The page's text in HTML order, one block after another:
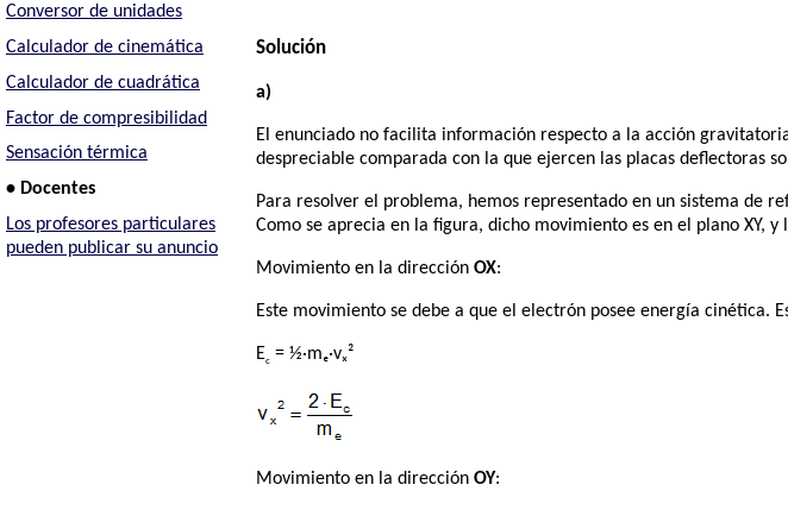
Conversor de unidades
Calculador de cinemática
Calculador de cuadrática
Factor de compresibilidad
Sensación térmica
• Docentes
Los profesores particulares
pueden publicar su anuncio
Solución
a)
El enunciado no facilita información respecto a la acción
despreciable comparada con la que ejercen las placas deflectoras
Para resolver el problema, hemos representado en un sistema de
Como se aprecia en la figura, dicho movimiento es en el plano XY,
Movimiento en la direcciónOX:
Este movimiento se debe a que el electrón posee energía cinética.
Ec = ½·mₑ·vₓ²
Movimiento en la direcciónOY: